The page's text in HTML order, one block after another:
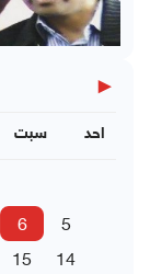
◀
سبت احد
5
6
14
15